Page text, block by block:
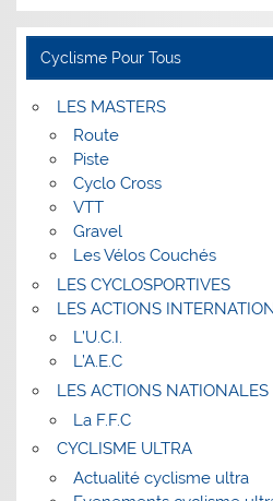
Cyclisme Pour Tous
LES MASTERS
Route
Piste
Cyclo Cross
VTT
Gravel
Les Vélos Couchés
LES CYCLOSPORTIVES
LES ACTIONS
L’U.C.I.
L’A.E.C
LES ACTIONS NATIONALES
La F.F.C
CYCLISME ULTRA
Actualité cyclisme ultra